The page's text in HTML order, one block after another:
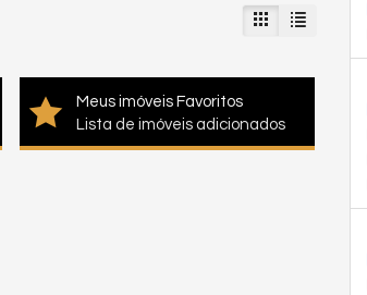
Meus imóveis Favoritos
Lista de imóveis adicionados